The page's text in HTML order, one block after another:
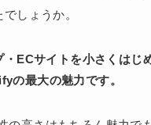
しょうか。
・ECサイトを小さくはじ
の最大の魅力です。